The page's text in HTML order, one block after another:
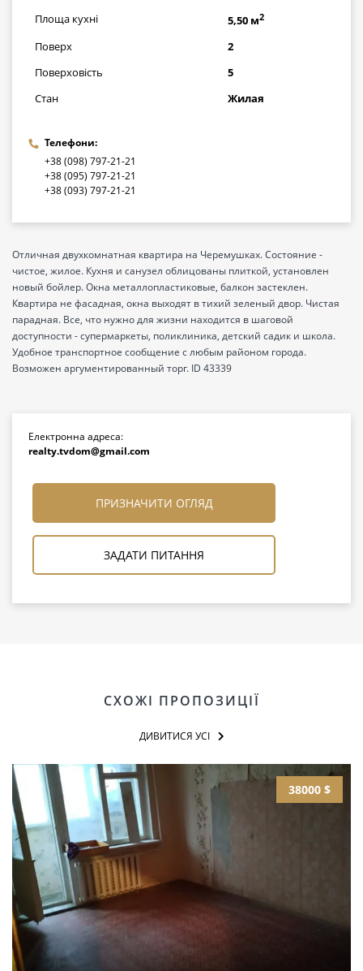
Площа кухні 5,50 м2
Поверх
2
Поверховість
5
Стан
Жилая
Телефони:
+38 (098) 797-21-21
+38 (095) 797-21-21
+38 (093) 797-21-21
Отличная двухкомнатная квартира на Черемушках. Состояние -
чистое, жилое. Кухня и санузел облицованы плиткой, установлен
новый бойлер. Окна металлопластиковые, балкон застеклен.
Квартира не фасадная, окна выходят в тихий зеленый двор. Чистая
парадная. Все, что нужно для жизни находится в шаговой
доступности - супермаркеты, поликлиника, детский садик и школа.
Удобное транспортное сообщение с любым районом города.
Возможен аргументированный торг. ID 43339
Електронна адреса:
realty.tvdom@gmail.com
ПРИЗНАЧИТИ ОГЛЯД
ЗАДАТИ ПИТАННЯ
СХОЖІ ПРОПОЗИЦІЇ
ДИВИТИСЯ УСІ
38000 $